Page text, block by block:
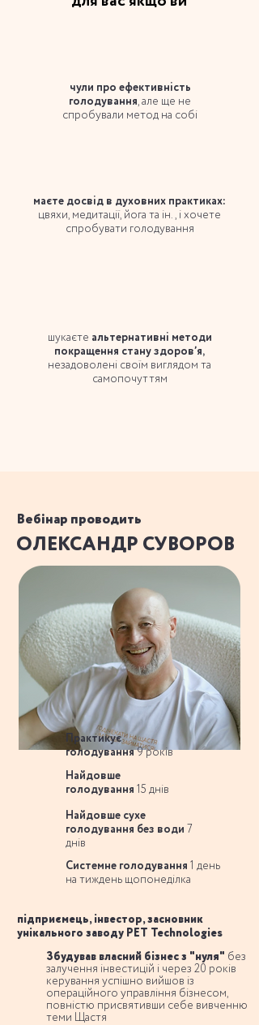
чули про ефективність
голодування, але ще не
спробували метод на собі
маєте досвід в духовних практиках:
цвяхи, медитації, йога та ін., і хочете
спробувати голодування
шукаєте альтернативні методи
покращення стану здоровʼя,
незадоволені своїм виглядом та
самопочуттям
Вебінар проводить
ОЛЕКСАНДР СУВОРОВ
Практикує
голодування9 років
Найдовше
голодування 15 днів
Найдовше сухе
голодування без води 7
днів
Системне голодування 1 день
на тиждень щопонеділка
підприємець, інвестор, засновник
унікального заводу PET Technologies
Збудував власний бізнес з "нуля" без
залучення інвестицій і через 20 років
керування успішно вийшов із
операційного управління бізнесом,
повністю присвятивши себе вивченню
теми Щастя